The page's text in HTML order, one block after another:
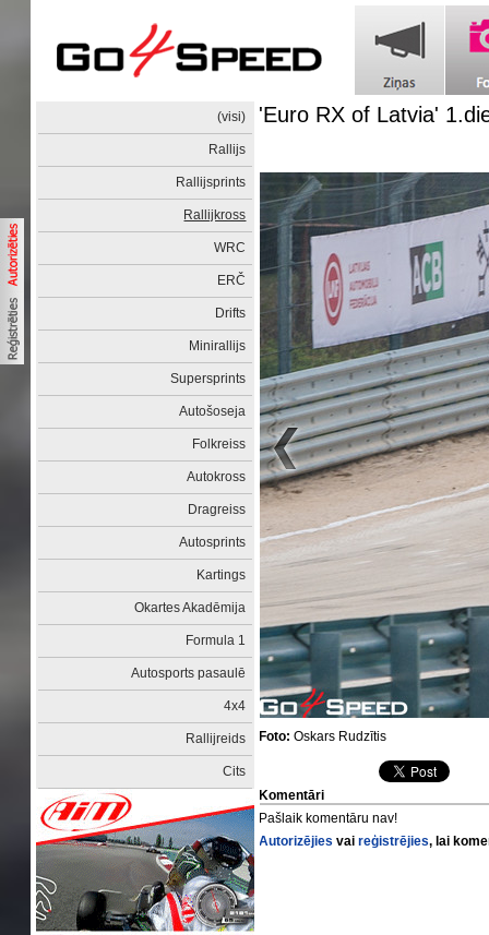
(visi)
Rallijs
Rallijsprints
Rallijkross
WRC
ERČ
Drifts
Minirallijs
Supersprints
Autošoseja
Folkreiss
Autokross
Dragreiss
Autosprints
Kartings
Okartes Akadēmija
Formula 1
Autosports pasaulē
4x4
Rallijreids
Cits
'Euro RX of Latvia'
Foto: Oskars Rudzītis
Komentāri
Pašlaik komentāru nav!
Autorizējies vaireģistrējies, lai